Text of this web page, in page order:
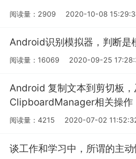
阅读量：2909 2020-10-08
Android识别模拟器，判断是
阅读量：16069 2020-09-25
Android 复制文本到剪切板，
ClipboardManager相关操作
阅读量：4215 2020-07-02
谈工作和学习中，所谓的主动